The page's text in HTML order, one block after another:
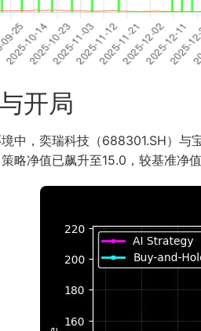
开局
中，奕瑞科技（688301.SH）
略净值已飙升至15.0，较基准净